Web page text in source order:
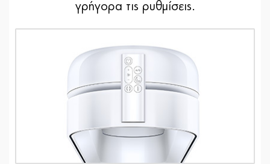
γρήγορα τις ρυθμίσεις.